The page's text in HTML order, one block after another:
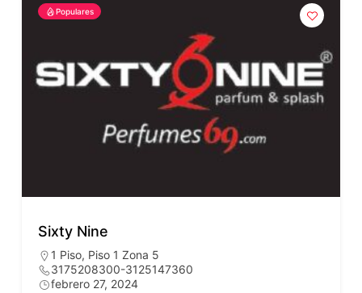
Populares
Sixty Nine
1 Piso, Piso 1 Zona 5
3175208300-3125147360
febrero 27, 2024